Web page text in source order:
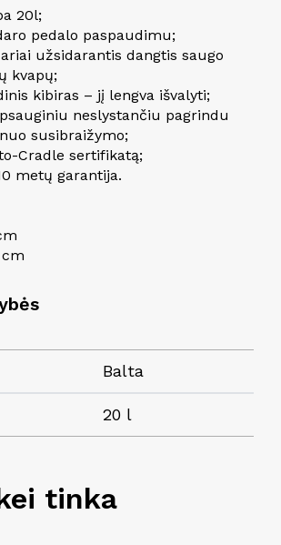
Balta
20 l
20l;
pedalo paspaudimu;
užsidarantis dangtis saugo
kvapų;
kibiras – jį lengva išvalyti;
neslystančiu pagrindu
susibraižymo;
Cradle sertifikatą;
metų garantija.
tinka